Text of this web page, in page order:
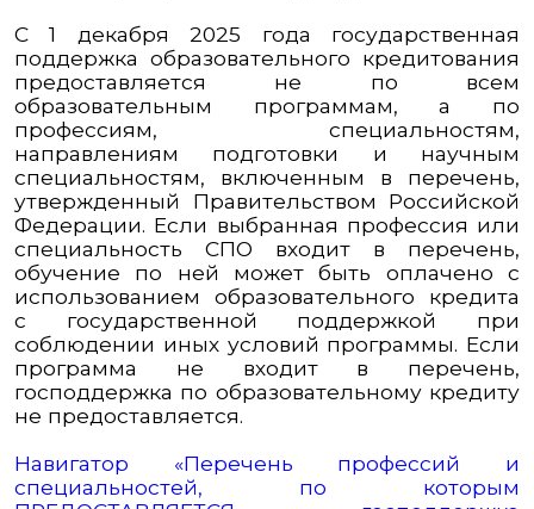
С 1 декабря 2025 года государственная
поддержка образовательного кредитования
предоставляется не по всем
образовательным программам, а по
профессиям, специальностям,
направлениям подготовки и научным
специальностям, включенным в перечень,
утвержденный Правительством Российской
Федерации. Если выбранная профессия или
специальность СПО входит в перечень,
обучение по ней может быть оплачено с
использованием образовательного кредита
с государственной поддержкой при
соблюдении иных условий программы. Если
программа не входит в перечень,
господдержка по образовательному кредиту
не предоставляется.
Навигатор «Перечень профессий и
специальностей, по которым